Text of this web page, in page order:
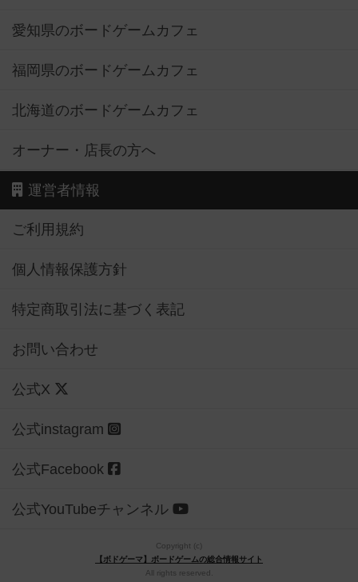
愛知県のボードゲームカフェ
福岡県のボードゲームカフェ
北海道のボードゲームカフェ
オーナー・店長の方へ
運営者情報
ご利用規約
個人情報保護方針
特定商取引法に基づく表記
お問い合わせ
公式X
公式instagram
公式Facebook
公式YouTubeチャンネル
Copyright (c)
【ボドゲーマ】ボードゲームの総合情報サイト
All rights reserved.